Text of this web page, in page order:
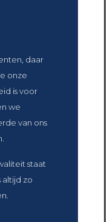
daar
onze
is voor
we
van ons
staat
altijd zo